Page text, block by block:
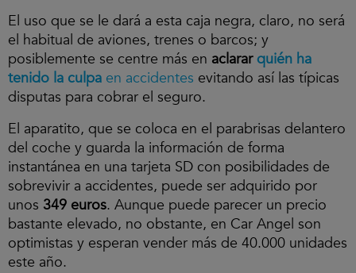
El uso que se le dará a esta caja negra, claro, no será
el habitual de aviones, trenes o barcos; y
posiblemente se centre más en aclararquién ha
tenido la culpa en accidentes evitando así las típicas
disputas para cobrar el seguro.
El aparatito, que se coloca en el parabrisas delantero
del coche y guarda la información de forma
instantánea en una tarjeta SD con posibilidades de
sobrevivir a accidentes, puede ser adquirido por
unos 349 euros. Aunque puede parecer un precio
bastante elevado, no obstante, en Car Angel son
optimistas y esperan vender más de 40.000 unidades
este año.